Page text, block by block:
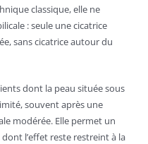
classique, elle ne
: seule une cicatrice
sans cicatrice autour du
dont la peau située sous
souvent après une
modérée. Elle permet un
l’effet reste restreint à la